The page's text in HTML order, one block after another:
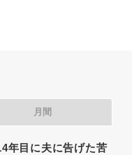
月間
年目に夫に告げた苦